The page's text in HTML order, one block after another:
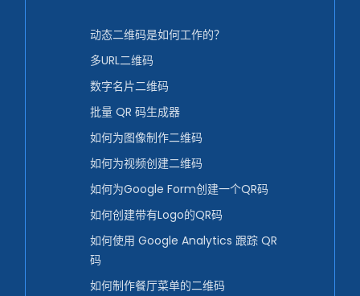
动态二维码是如何工作的？
多URL二维码
数字名片二维码
批量 QR 码生成器
如何为图像制作二维码
如何为视频创建二维码
如何为Google Form创建一个QR码
如何创建带有Logo的QR码
如何使用 Google Analytics 跟踪 QR
码
如何制作餐厅菜单的二维码